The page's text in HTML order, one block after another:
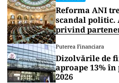
Reforma ANI
scandal politic.
privind
Puterea Financiara
Dizolvările de
aproape 13%
2026